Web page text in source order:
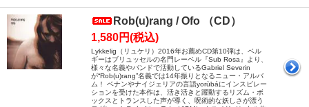
Rob(u)rang / Ofo （CD）
1,580円(税込)
Lykkelig（リュケリ）2016年お薦めCD第10弾は、ベル
ギーはブリュッセルの名門レーベル『Sub Rosa』より、
様々な名義やバンドで活動しているGabriel Severin
が“Rob(u)rang”名義では14年振りとなるニュー・アルバ
ム！ ベナンやナイジェリアの言語yorùbáにインスピレー
ションを受けた本作は、活き活きと躍動するリズム・ボ
ックスとトランスした声が導く、呪術的な妖しさが漂う